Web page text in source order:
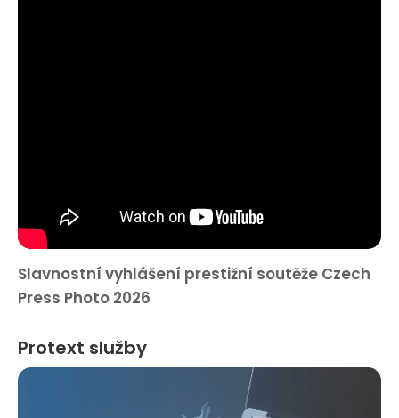
Slavnostní vyhlášení prestižní soutěže Czech
Press Photo 2026
Protext služby